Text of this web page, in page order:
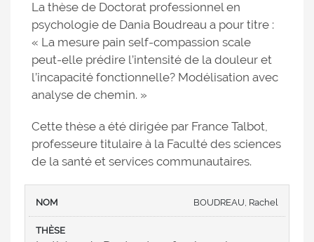
La thèse de Doctorat professionnel en
psychologie de Dania Boudreau a pour titre :
« La mesure pain self-compassion scale
peut-elle prédire l’intensité de la douleur et
l’incapacité fonctionnelle? Modélisation avec
analyse de chemin. »
Cette thèse a été dirigée par France Talbot,
professeure titulaire à la Faculté des sciences
de la santé et services communautaires.
BOUDREAU, Rachel